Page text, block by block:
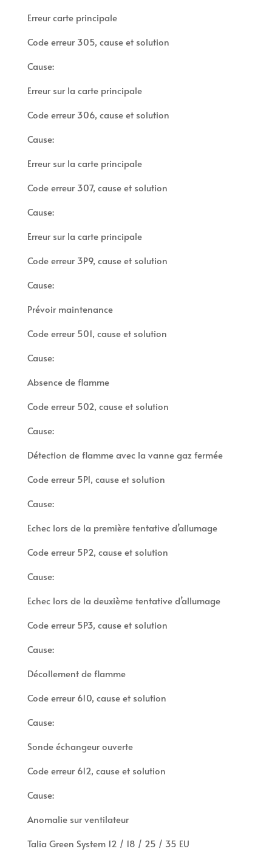
Erreur carte principale
Code erreur 305, cause et solution
Cause:
Erreur sur la carte principale
Code erreur 306, cause et solution
Cause:
Erreur sur la carte principale
Code erreur 307, cause et solution
Cause:
Erreur sur la carte principale
Code erreur 3P9, cause et solution
Cause:
Prévoir maintenance
Code erreur 501, cause et solution
Cause:
Absence de flamme
Code erreur 502, cause et solution
Cause:
Détection de flamme avec la vanne gaz fermée
Code erreur 5P1, cause et solution
Cause:
Echec lors de la première tentative d’allumage
Code erreur 5P2, cause et solution
Cause:
Echec lors de la deuxième tentative d’allumage
Code erreur 5P3, cause et solution
Cause:
Décollement de flamme
Code erreur 610, cause et solution
Cause:
Sonde échangeur ouverte
Code erreur 612, cause et solution
Cause:
Anomalie sur ventilateur
Talia Green System 12 / 18 / 25 / 35 EU